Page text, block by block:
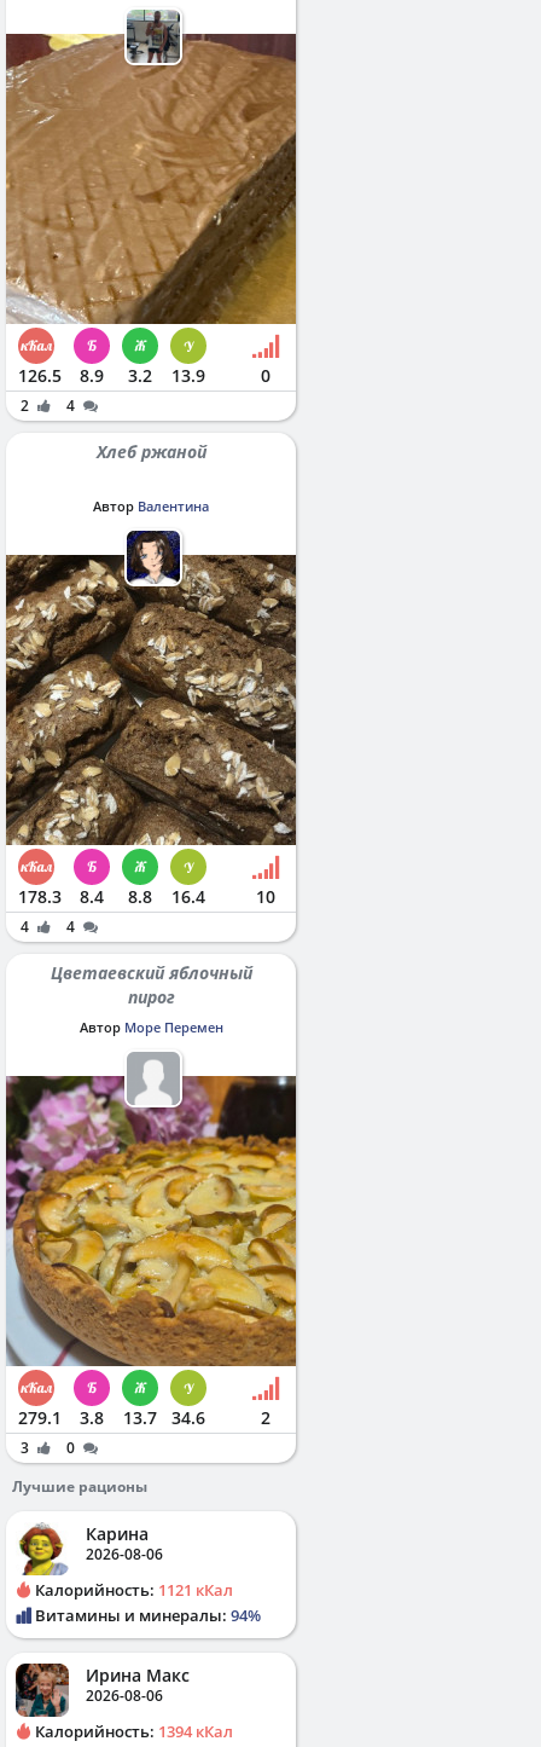
126.5 8.9 3.2 13.9 0
2 4
Хлеб ржаной
Автор Валентина
178.3 8.4 8.8 16.4 10
4 4
Цветаевский яблочный
пирог
Автор Море Перемен
279.1 3.8 13.7 34.6 2
3
0
Лучшие рационы
Карина
2026-08-06
Калорийность: 1121 кКал
Витамины и минералы: 94%
Ирина Макс
2026-08-06
Калорийность: 1394 кКал